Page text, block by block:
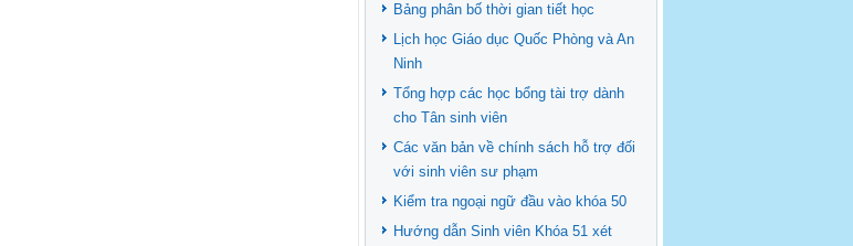
Bảng phân bố thời gian tiết học
Lịch học Giáo dục Quốc Phòng và An
Ninh
Tổng hợp các học bổng tài trợ dành
cho Tân sinh viên
Các văn bản về chính sách hỗ trợ đối
với sinh viên sư phạm
Kiểm tra ngoại ngữ đầu vào khóa 50
Hướng dẫn Sinh viên Khóa 51 xét